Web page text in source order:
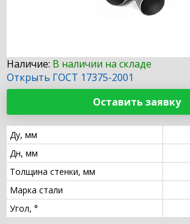
Наличие: В наличии на складе
Открыть ГОСТ 17375-2001
Оставить заявку
Ду, мм
Дн, мм
Толщина стенки, мм
Марка стали
Угол, °